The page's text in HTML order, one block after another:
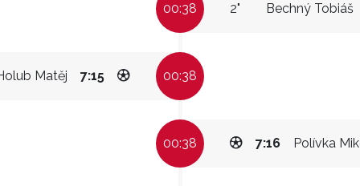
00:38 Bechný Tobiáš
2"
Matěj 7:15 00:38
00:38 Polívka
7:16